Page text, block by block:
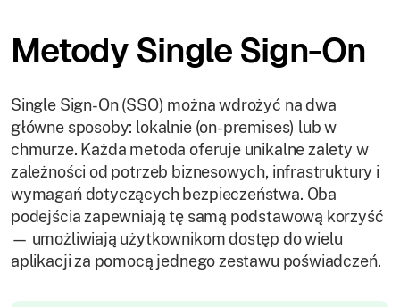
Metody Single Sign-On
Single Sign-On (SSO) można wdrożyć na dwa
główne sposoby: lokalnie (on-premises) lub w
chmurze. Każda metoda oferuje unikalne zalety w
zależności od potrzeb biznesowych, infrastruktury i
wymagań dotyczących bezpieczeństwa. Oba
podejścia zapewniają tę samą podstawową korzyść
— umożliwiają użytkownikom dostęp do wielu
aplikacji za pomocą jednego zestawu poświadczeń.